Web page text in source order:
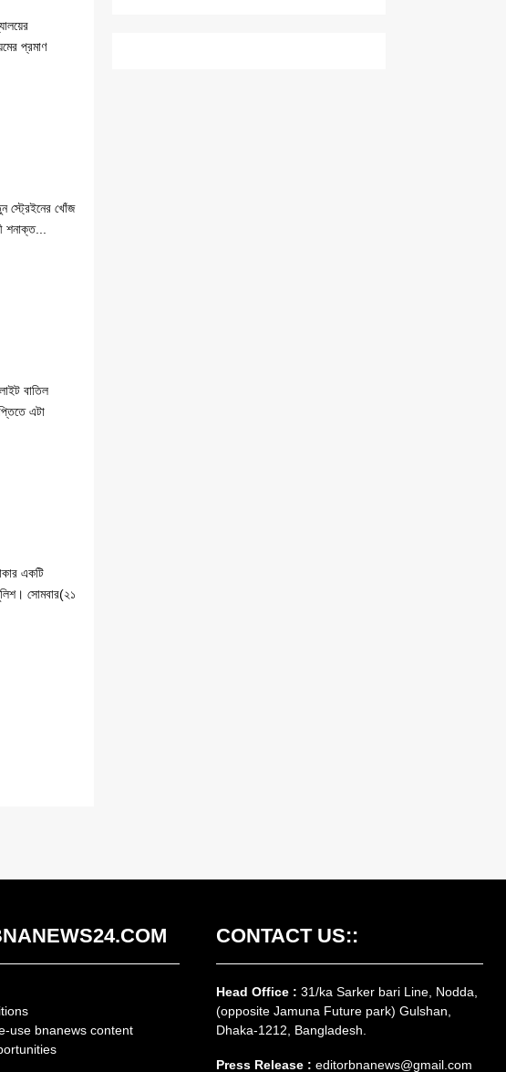
প্রমাণ
স্ট্রেইনের খোঁজ
শনাক্ত...
বাতিল
এটা
একটি
সোমবার(২১
use bnanews content
CONTACT US::
Head Office : 31/ka Sarker bari Line, Nodda,
(opposite Jamuna Future park) Gulshan,
Dhaka-1212, Bangladesh.
Press Release : editorbnanews@gmail.com